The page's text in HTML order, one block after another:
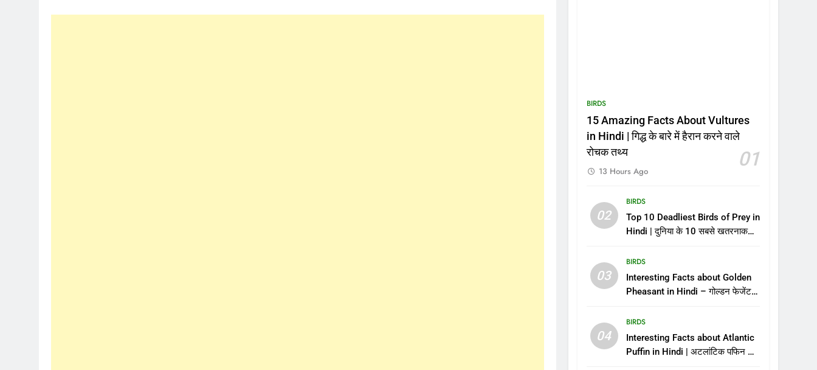
BIRDS
15 Amazing Facts About Vultures
in Hindi | गिद्ध के बारे में हैरान करने वाले
रोचक तथ्य
01
13 Hours Ago
02
BIRDS
Top 10 Deadliest Birds of Prey in
Hindi | दुनिया के 10 सबसे खतरनाक
बुलाना है!
03
BIRDS
Interesting Facts about Golden
Pheasant in Hindi – गोल्डन फेजेंट
04
BIRDS
Interesting Facts about Atlantic
Puffin in Hindi | अटलांटिक पफिन के